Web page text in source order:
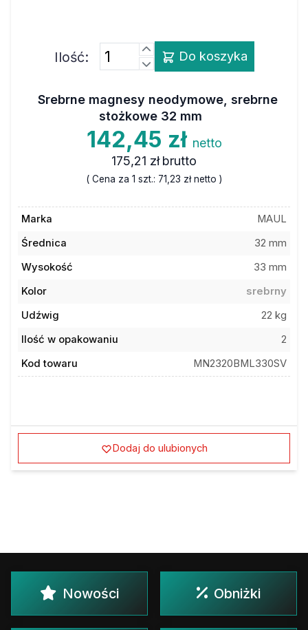
Ilość: Do koszyka
Srebrne magnesy neodymowe, srebrne
stożkowe 32 mm
142,45 zł netto
175,21 zł brutto
( Cena za 1 szt.: 71,23 złnetto )
Marka
MAUL
Średnica
32 mm
Wysokość
33 mm
Kolor
srebrny
Udźwig
22 kg
Ilość w opakowaniu
2
Kod towaru
MN2320BML330SV
Dodaj do ulubionych
Nowości Obniżki